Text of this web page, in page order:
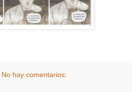
No hay comentarios: